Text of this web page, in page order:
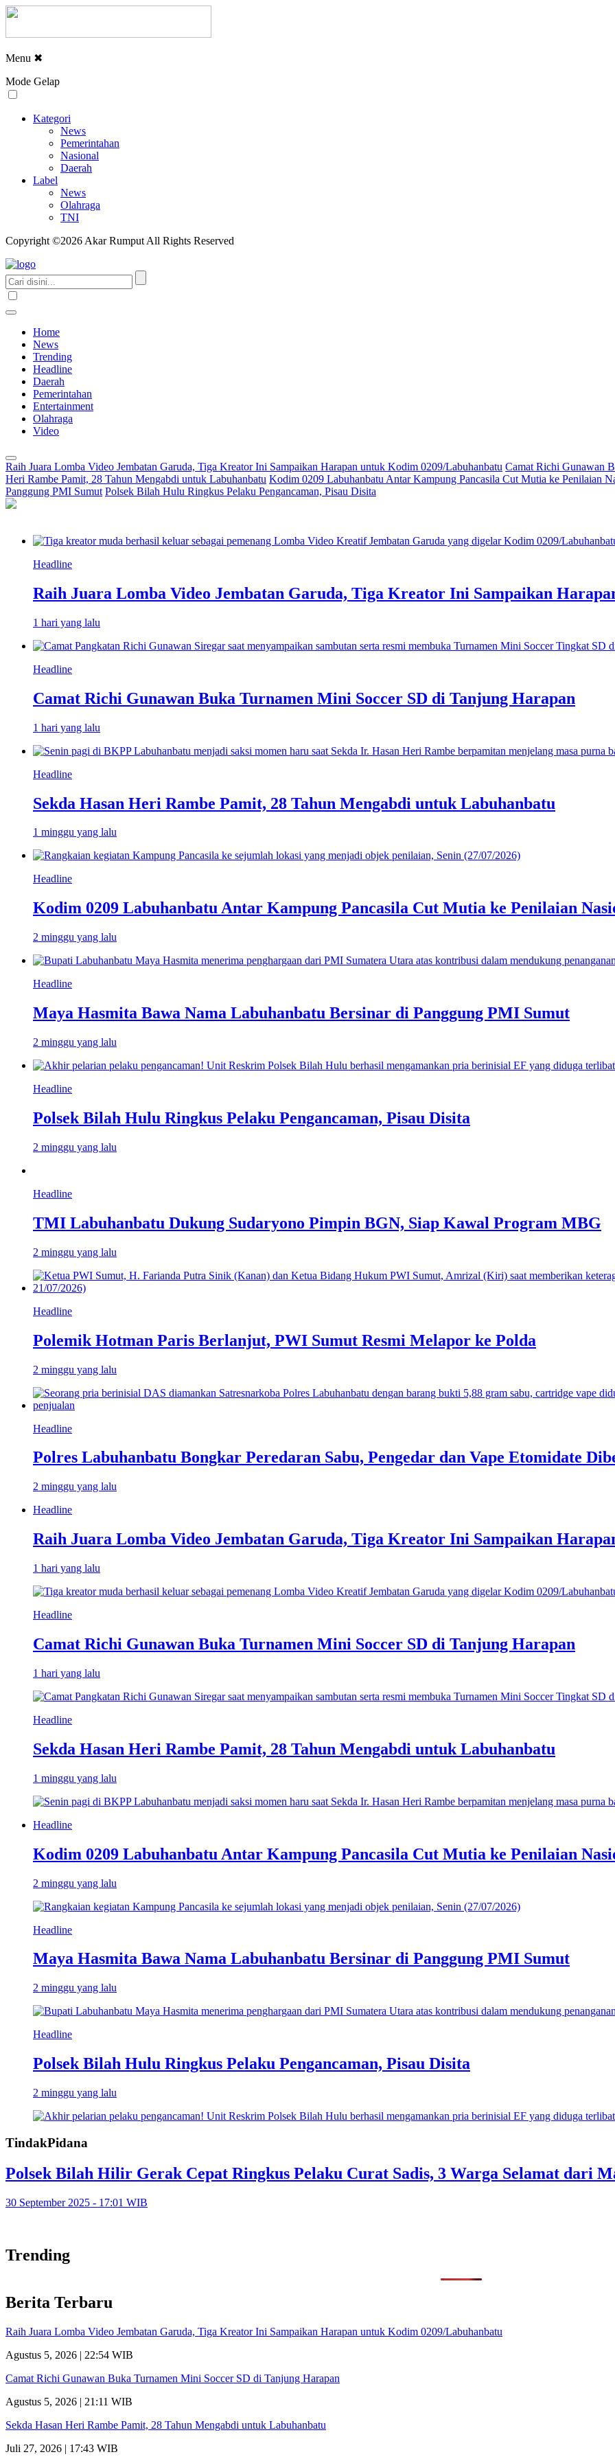
Menu ✖
Mode Gelap
Kategori
News
Pemerintahan
Nasional
Daerah
Label
News
Olahraga
TNI
Copyright ©2026 Akar Rumput All Rights Reserved
Home
News
Trending
Headline
Daerah
Pemerintahan
Entertainment
Olahraga
Video
Raih Juara Lomba Video Jembatan Garuda, Tiga Kreator Ini Sampaikan Harapan untuk Kodim 0209/Labuhanbatu Camat Richi Gunawan
Heri Rambe Pamit, 28 Tahun Mengabdi untuk Labuhanbatu Kodim 0209 Labuhanbatu Antar Kampung Pancasila Cut Mutia ke Penilaian
Panggung PMI Sumut Polsek Bilah Hulu Ringkus Pelaku Pengancaman, Pisau Disita
Headline
Raih Juara Lomba Video Jembatan Garuda, Tiga Kreator Ini Sampaikan
1 hari yang lalu
Headline
Camat Richi Gunawan Buka Turnamen Mini Soccer SD di Tanjung Harapan
1 hari yang lalu
Headline
Sekda Hasan Heri Rambe Pamit, 28 Tahun Mengabdi untuk Labuhanbatu
1 minggu yang lalu
Headline
Kodim 0209 Labuhanbatu Antar Kampung Pancasila Cut Mutia ke Penilaian
2 minggu yang lalu
Headline
Maya Hasmita Bawa Nama Labuhanbatu Bersinar di Panggung PMI Sumut
2 minggu yang lalu
Headline
Polsek Bilah Hulu Ringkus Pelaku Pengancaman, Pisau Disita
2 minggu yang lalu
Headline
TMI Labuhanbatu Dukung Sudaryono Pimpin BGN, Siap Kawal Program MBG
2 minggu yang lalu
Headline
Polemik Hotman Paris Berlanjut, PWI Sumut Resmi Melapor ke Polda
2 minggu yang lalu
Headline
Polres Labuhanbatu Bongkar Peredaran Sabu, Pengedar dan Vape Etomidate
2 minggu yang lalu
Headline
Raih Juara Lomba Video Jembatan Garuda, Tiga Kreator Ini Sampaikan
1 hari yang lalu
Headline
Camat Richi Gunawan Buka Turnamen Mini Soccer SD di Tanjung Harapan
1 hari yang lalu
Headline
Sekda Hasan Heri Rambe Pamit, 28 Tahun Mengabdi untuk Labuhanbatu
1 minggu yang lalu
Headline
Kodim 0209 Labuhanbatu Antar Kampung Pancasila Cut Mutia ke Penilaian
2 minggu yang lalu
Headline
Maya Hasmita Bawa Nama Labuhanbatu Bersinar di Panggung PMI Sumut
2 minggu yang lalu
Headline
Polsek Bilah Hulu Ringkus Pelaku Pengancaman, Pisau Disita
2 minggu yang lalu
TindakPidana
Polsek Bilah Hilir Gerak Cepat Ringkus Pelaku Curat Sadis, 3 Warga Selamat dari
30 September 2025 - 17:01 WIB
Trending
Berita Terbaru
Raih Juara Lomba Video Jembatan Garuda, Tiga Kreator Ini Sampaikan Harapan untuk Kodim 0209/Labuhanbatu
Agustus 5, 2026 | 22:54 WIB
Camat Richi Gunawan Buka Turnamen Mini Soccer SD di Tanjung Harapan
Agustus 5, 2026 | 21:11 WIB
Sekda Hasan Heri Rambe Pamit, 28 Tahun Mengabdi untuk Labuhanbatu
Juli 27, 2026 | 17:43 WIB